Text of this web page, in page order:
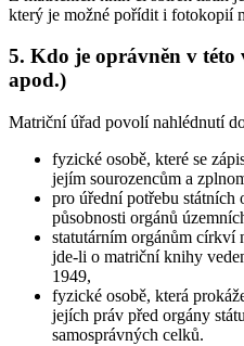
který je možné pořídit i fotokopií
5. Kdo je oprávněn v této
apod.)
Matriční úřad povolí nahlédnutí
fyzické osobě, které se
jejím sourozencům a
pro úřední potřebu státních
působnosti orgánů
statutárním orgánům církví
jde-li o matriční knihy
1949,
fyzické osobě, která
jejích práv před orgány
samosprávných celků.